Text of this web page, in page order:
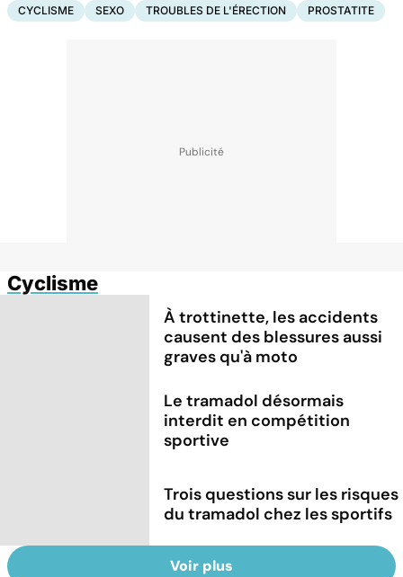
CYCLISME SEXO TROUBLES DE L'ÉRECTION PROSTATITE
Cyclisme
À trottinette, les accidents
causent des blessures aussi
graves qu'à moto
Le tramadol désormais
interdit en compétition
sportive
Trois questions sur les risques
du tramadol chez les sportifs
Voir plus